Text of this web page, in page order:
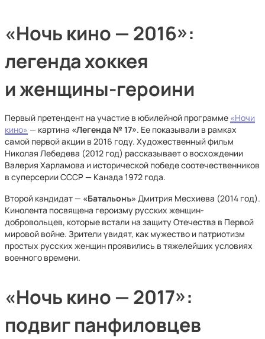
«Ночь кино — 2016»:
легенда хоккея
и женщины-героини
Первый претендент на участие в юбилейной программе «Ночи
кино» — картина «Легенда № 17». Ее показывали в рамках
самой первой акции в 2016 году. Художественный фильм
Николая Лебедева (2012 год) рассказывает о восхождении
Валерия Харламова и исторической победе соотечественников
в суперсерии СССР — Канада 1972 года.
Второй кандидат — «Батальонъ» Дмитрия Месхиева (2014 год).
Кинолента посвящена героизму русских женщин-
добровольцев, которые встали на защиту Отечества в Первой
мировой войне. Зрители увидят, как мужество и патриотизм
простых русских женщин проявились в тяжелейших условиях
военного времени.
«Ночь кино — 2017»:
подвиг панфиловцев